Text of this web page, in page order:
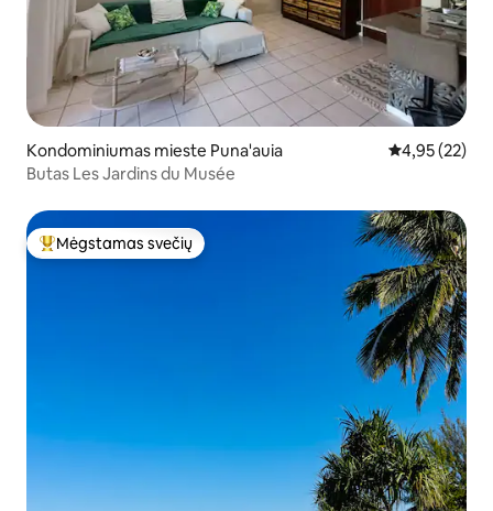
Kondominiumas mieste Puna'auia Vidutinis
4,95 (22)
Butas Les Jardins du Musée
Svečių mėgstamiausias
Mėgstamas svečių